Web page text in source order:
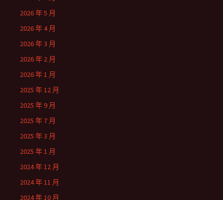
2026 年 5 月
2026 年 4 月
2026 年 3 月
2026 年 2 月
2026 年 1 月
2025 年 12 月
2025 年 9 月
2025 年 7 月
2025 年 3 月
2025 年 1 月
2024 年 12 月
2024 年 11 月
2024 年 10 月